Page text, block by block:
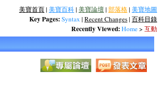
美寶首頁| 美寶百科| 美寶論壇| 部落格| 美寶地圖
Key Pages:Syntax | Recent Changes| 百科目錄
Recently Viewed:Home> 互動